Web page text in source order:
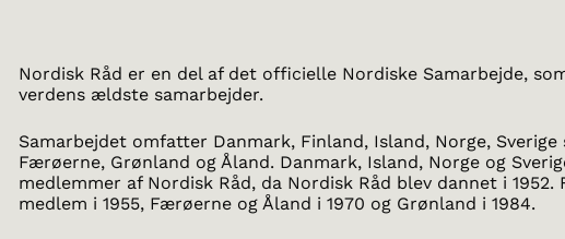
Nordisk Råd er en del af det officielle Nordiske Samarbejde,
verdens ældste samarbejder.
Samarbejdet omfatter Danmark, Finland, Island, Norge, Sverige
Færøerne, Grønland og Åland. Danmark, Island, Norge og
medlemmer af Nordisk Råd, da Nordisk Råd blev dannet i 1952.
medlem i 1955, Færøerne og Åland i 1970 og Grønland i 1984.